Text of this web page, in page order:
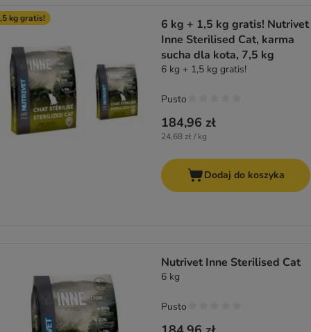
kg gratis!
6 kg + 1,5 kg gratis! Nutrivet
Inne Sterilised Cat, karma
sucha dla kota, 7,5 kg
6 kg + 1,5 kg gratis!
184,96 zł
24,68 zł / kg
Pusto
Dodaj do koszyka
Nutrivet Inne Sterilised Cat
6 kg
Pusto